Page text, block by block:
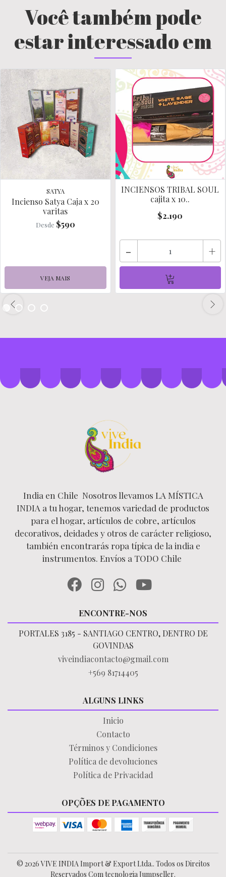
Você também pode
estar interessado em
SATYA
Incienso Satya Caja x 20
varitas
Desde $590
VEJA MAIS
INCIENSOS TRIBAL SOUL
cajita x 10..
$2.190
- +
India en Chile Nosotros llevamos LA MÍSTICA
INDIA a tu hogar, tenemos variedad de productos
para el hogar, artículos de cobre, artículos
decorativos, deidades y otros de carácter religioso,
también encontrarás ropa típica de la india e
instrumentos. Envíos a TODO Chile
ENCONTRE-NOS
PORTALES 3185 - SANTIAGO CENTRO, DENTRO DE
GOVINDAS
viveindiacontacto@gmail.com
+569 81714405
ALGUNS LINKS
Inicio
Contacto
Términos y Condiciones
Política de devoluciones
Política de Privacidad
OPÇÕES DE PAGAMENTO
© 2026 VIVE INDIA Import & Export Ltda.. Todos os Direitos
Reservados Com tecnologia Jumpseller.